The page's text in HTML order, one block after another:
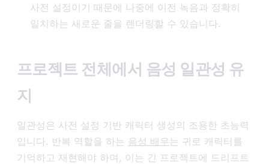
사전 설정이기 때문에 나중에 이전 녹음과 정확히
일치하는 새로운 줄을 렌더링할 수 있습니다.
프로젝트 전체에서 음성 일관성 유
지
일관성은 사전 설정 기반 캐릭터 생성의 조용한 초능력
입니다. 반복 역할을 하는 음성 배우는 귀로 캐릭터를
기억하고 재현해야 하며, 이는 긴 프로젝트에 드리프트